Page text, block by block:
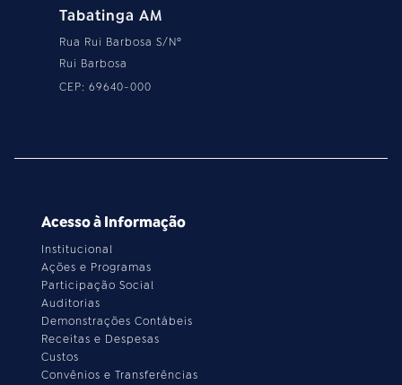
Tabatinga AM
Rua Rui Barbosa S/Nº
Rui Barbosa
CEP: 69640-000
Acesso à Informação
Institucional
Ações e Programas
Participação Social
Auditorias
Demonstrações Contábeis
Receitas e Despesas
Custos
Convênios e Transferências